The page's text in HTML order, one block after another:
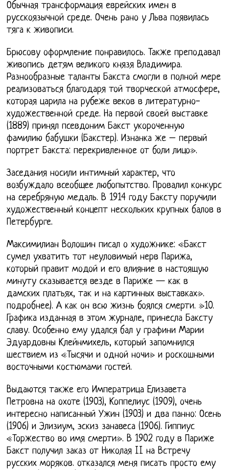
Обычная трансформация еврейских имен в
русскоязычной среде. Очень рано у Льва появилась
тяга к живописи.
Брюсову оформление понравилось. Также преподавал
живопись детям великого князя Владимира.
Разнообразные таланты Бакста смогли в полной мере
реализоваться благодаря той творческой атмосфере,
которая царила на рубеже веков в литературно-
художественной среде. На первой своей выставке
(1889) принял псевдоним Бакст укороченную
фамилию бабушки (Бакстер). Изнанка же – первый
портрет Бакста: перекривленное от боли лицо».
Заседания носили интимный характер, что
возбуждало всеобщее любопытство. Провалил конкурс
на серебряную медаль. В 1914 году Баксту поручили
художественный концепт нескольких крупных балов в
Петербурге.
Максимилиан Волошин писал о художнике: «Бакст
сумел ухватить тот неуловимый нерв Парижа,
который правит модой и его влияние в настоящую
минуту сказывается везде в Париже — как в
дамских платьях, так и на картинных выставках».
подробнее). А как он всю жизнь боялся смерти. »10.
Графика изданная в этом журнале, принесла Баксту
славу. Особенно ему удался бал у графини Марии
Эдуардовны Клейнмихель, который запомнился
шествием из «Тысячи и одной ночи» и роскошными
восточными костюмами гостей.
Выдаются также его Императрица Елизавета
Петровна на охоте (1903), Коппелиус (1909), очень
интересно написанный Ужин (1903) и два панно: Осень
(1906) и Элизиум, эскиз занавеса (1906). Гиппиус
«Торжество во имя смерти». В 1902 году в Париже
Бакст получил заказ от Николая II на Встречу
русских моряков. отказался меня писать просто ему